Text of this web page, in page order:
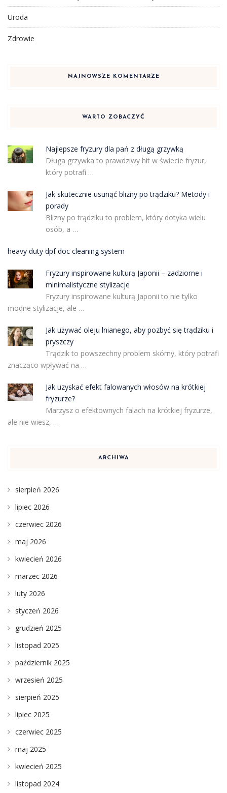
Uroda
Zdrowie
NAJNOWSZE KOMENTARZE
WARTO ZOBACZYĆ
Najlepsze fryzury dla pań z długą grzywką
Długa grzywka to prawdziwy hit w świecie fryzur,
który potrafi …
Jak skutecznie usunąć blizny po trądziku? Metody i
porady
Blizny po trądziku to problem, który dotyka wielu
osób, a …
heavy duty dpf doc cleaning system
Fryzury inspirowane kulturą Japonii – zadziorne i
minimalistyczne stylizacje
Fryzury inspirowane kulturą Japonii to nie tylko
modne stylizacje, ale …
Jak używać oleju lnianego, aby pozbyć się trądziku i
pryszczy
Trądzik to powszechny problem skórny, który potrafi
znacząco wpływać na …
Jak uzyskać efekt falowanych włosów na krótkiej
fryzurze?
Marzysz o efektownych falach na krótkiej fryzurze,
ale nie wiesz, …
ARCHIWA
sierpień 2026
lipiec 2026
czerwiec 2026
maj 2026
kwiecień 2026
marzec 2026
luty 2026
styczeń 2026
grudzień 2025
listopad 2025
październik 2025
wrzesień 2025
sierpień 2025
lipiec 2025
czerwiec 2025
maj 2025
kwiecień 2025
listopad 2024